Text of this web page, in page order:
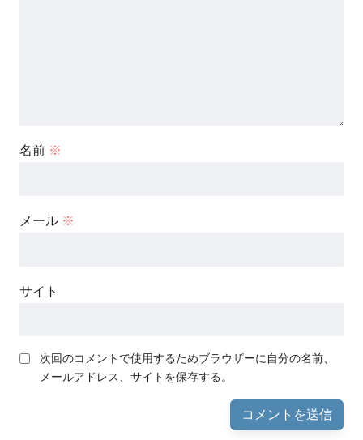
名前 ※
メール ※
サイト
次回のコメントで使用するためブラウザーに自分の名前、
メールアドレス、サイトを保存する。